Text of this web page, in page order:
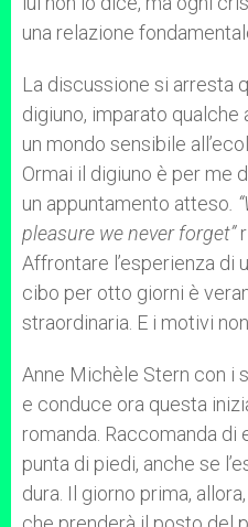
una relazione
La discussione si arresta
digiuno, imparato qualche
un mondo sensibile
Ormai il digiuno è per me
un appuntamento atteso .
pleasure we never forget”
Affrontare l’esperienza di
cibo per otto giorni è
straordinaria. E i motivi
Anne Michèle Stern con i
e conduce ora questa
romanda. Raccomanda
punta di piedi, anche se
dura. Il giorno prima,